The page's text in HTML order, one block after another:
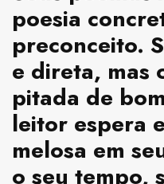
poesia
preconceito.
e direta, mas
pitada de
leitor espera
melosa em
o seu tempo,